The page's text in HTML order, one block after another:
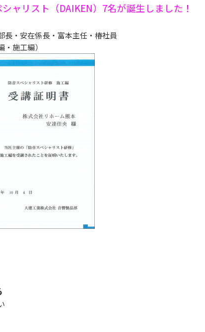
ャリスト（DAIKEN）7名が誕生しました！
長・安在係長・富本主任・椿社員
施工編）